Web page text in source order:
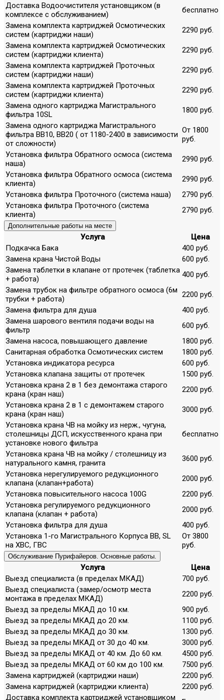
Доставка Водоочистителя установщиком (в
комплексе с обслуживанием)
бесплатно
Замена комплекта картриджей Осмотических
систем (картриджи наши)
2290 руб.
Замена комплекта картриджей Осмотических
систем (картриджи клиента)
2290 руб.
Замена комплекта картриджей Проточных
систем (картриджи наши)
2290 руб.
Замена комплекта картриджей Проточных
систем (картриджи клиента)
2290 руб.
Замена одного картриджа Магистрального
фильтра 10SL
1800 руб.
Замена одного картриджа Магистрального
фильтра ВВ10, ВВ20 ( от 1180-2400 в зависимости
от сложности)
От 1800
руб.
Установка фильтра Обратного осмоса (система
наша)
2990 руб.
Установка фильтра Обратного осмоса (система
клиента)
2990 руб.
Установка фильтра Проточного (система наша)
2790 руб.
Установка фильтра Проточного (система
клиента)
2790 руб.
Дополнительные работы на месте
Услуга
Цена
Подкачка Бака
400 руб.
Замена крана Чистой Воды
600 руб.
Замена таблетки в клапане от протечек (таблетка
+ работа)
400 руб.
Замена трубок на фильтре обратного осмоса (6м
трубки + работа)
2200 руб.
Замена фильтра для душа
400 руб.
Замена шарового вентиля подачи воды на
фильтр
600 руб.
Замена насоса, повышающего давление
1800 руб.
Санитарная обработка Осмотических систем
1800 руб.
Установка индикатора ресурса
600 руб.
Установка клапана защиты от протечек
1500 руб.
Установка крана 2 в 1 без демонтажа старого
крана (кран наш)
2200 руб.
Установка крана 2 в 1 с демонтажем старого
крана (кран наш)
3000 руб.
Установка крана ЧВ на мойку из нерж., чугуна,
столешницы ДСП, искусственного крана при
установке нового фильтра
бесплатно
Установка крана ЧВ на мойку / столешницу из
натурального камня, гранита
3600 руб.
Установка нерегулируемого редукционного
клапана (клапан+работа)
2000 руб.
Установка повысительного насоса 100G
2200 руб.
Установка регулируемого редукционного
клапана (клапан + работа)
2000 руб.
Установка фильтра для душа
400 руб.
Установка 1-го Магистрального Корпуса ВВ, SL
на ХВС, ГВС
От 3800
руб.
Обслуживание Пурифайеров. Основные работы.
Услуга
Цена
Выезд специалиста (в пределах МКАД)
700 руб.
Выезд специалиста (замер/осмотр места
монтажа в пределах МКАД)
2200 руб.
Выезд за пределы МКАД до 10 км.
900 руб.
Выезд за пределы МКАД до 20 км.
1100 руб.
Выезд за пределы МКАД до 30 км.
1300 руб.
Выезд за пределы МКАД от 30 до 40 км.
3000 руб.
Выезд за пределы МКАД от 40 км. До 60 км.
4500 руб.
Выезд за пределы МКАД от 60 км до 100 км.
7500 руб.
Замена картриджей (картриджи наши)
2200 руб.
Замена картриджей (картриджи клиента)
2200 руб.
Доставка комплекта картриджей установщиком